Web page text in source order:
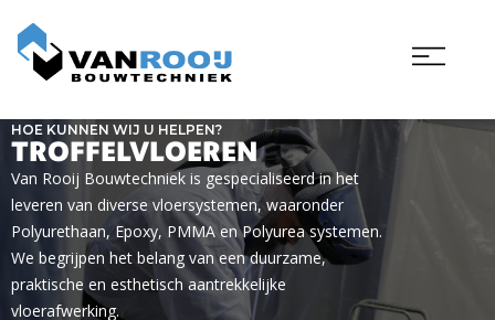
naar
HOE KUNNEN WIJ U HELPEN?
TROFFELVLOEREN
Van Rooij Bouwtechniek is gespecialiseerd in het
leveren van diverse vloersystemen, waaronder
Polyurethaan, Epoxy, PMMA en Polyurea systemen.
We begrijpen het belang van een duurzame,
praktische en esthetisch aantrekkelijke
vloerafwerking.